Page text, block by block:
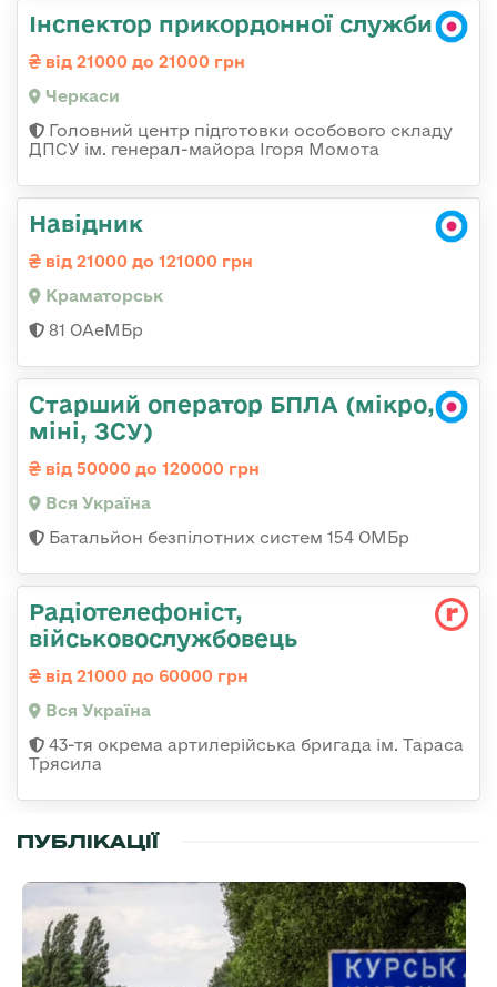
Інспектор прикордонної служби
від 21000 до 21000 грн
Черкаси
Головний центр підготовки особового складу
ДПСУ ім. генерал-майора Ігоря Момота
Навідник
від 21000 до 121000 грн
Краматорськ
81 ОАеМБр
Старший оператор БПЛА (мікро,
міні, ЗСУ)
від 50000 до 120000 грн
Вся Україна
Батальйон безпілотних систем 154 ОМБр
Радіотелефоніст,
військовослужбовець
від 21000 до 60000 грн
Вся Україна
43-тя окрема артилерійська бригада ім. Тараса
Трясила
ПУБЛІКАЦІЇ